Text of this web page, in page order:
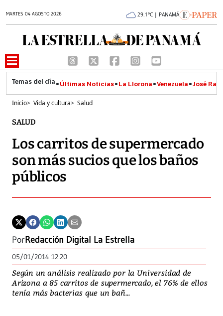
MARTES 04 AGOSTO 2026 29.1°C | PANAMÁ
Últimas Noticias La Llorona Venezuela José
Inicio> Vida y cultura> Salud
SALUD
Los carritos de supermercado
son más sucios que los baños
públicos
PorRedacción Digital La Estrella
05/01/2014 12:20
Según un análisis realizado por la Universidad de
Arizona a 85 carritos de supermercado, el 76% de ellos
tenía más bacterias que un bañ...